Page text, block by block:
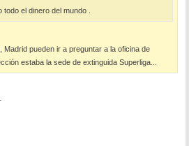
el dinero del mundo .
Madrid pueden ir a preguntar a la oficina de
estaba la sede de extinguida Superliga...